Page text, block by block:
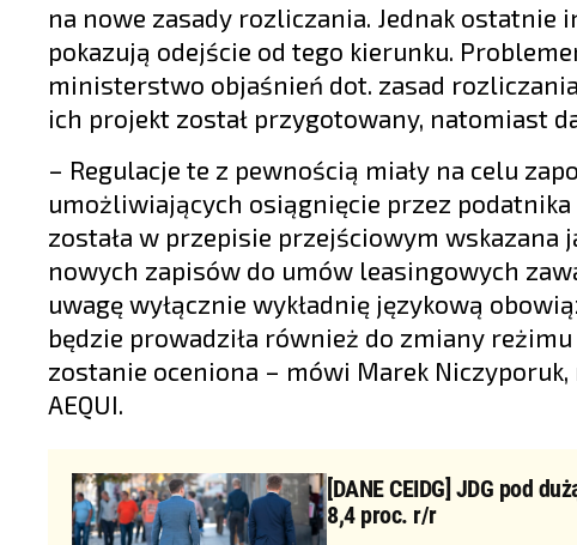
na nowe zasady rozliczania. Jednak
pokazują odejście od tego kierunku.
ministerstwo objaśnień dot. zasad
ich projekt został przygotowany, natomiast
– Regulacje te z pewnością miały na celu
umożliwiających osiągnięcie przez
została w przepisie przejściowym
nowych zapisów do umów leasingowych
uwagę wyłącznie wykładnię językową
będzie prowadziła również do zmiany
zostanie oceniona – mówi Marek
AEQUI.
[DANE CEIDG] JDG pod
8,4 proc. r/r